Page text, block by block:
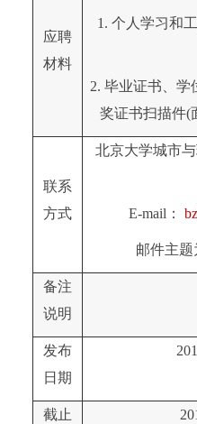
应聘
材料
1. 个人学习和
2. 毕业证书、学
奖证书扫描件(
联系
方式
北京大学城市
E-mail：
邮件主题
备注
说明
发布
日期
截止